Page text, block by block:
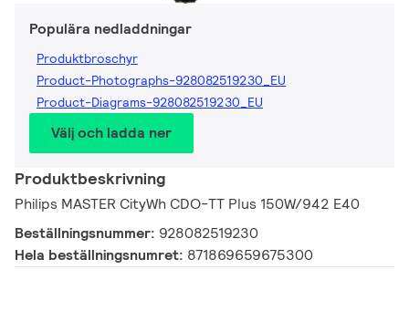
Populära nedladdningar
Produktbroschyr
Product-Photographs-928082519230_EU
Product-Diagrams-928082519230_EU
Välj och ladda ner
Produktbeskrivning
Philips MASTER CityWh CDO-TT Plus 150W/942 E40
Beställningsnummer: 928082519230
Hela beställningsnumret: 871869659675300